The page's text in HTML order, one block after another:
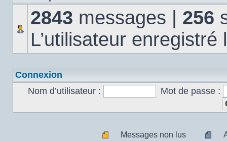
2843 messages | 256
L’utilisateur
Connexion
Nom d’utilisateur :
Mot de passe :
Messages non lus